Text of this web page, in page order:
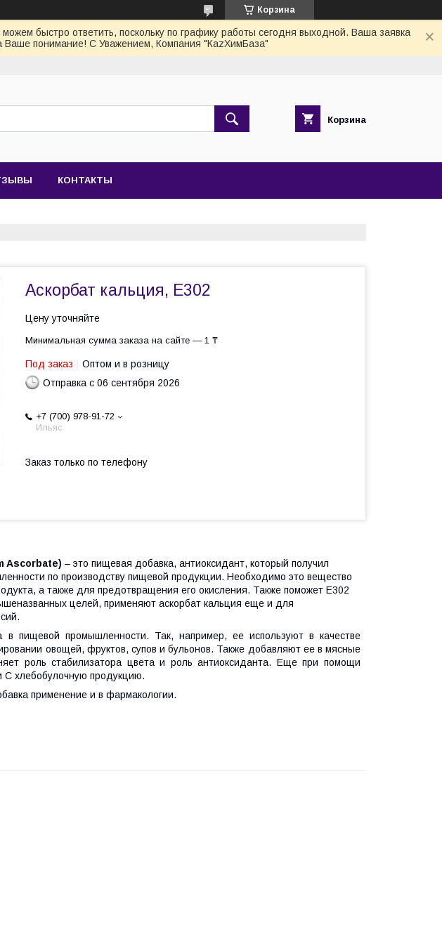
Корзина
быстро ответить, поскольку по графику работы сегодня выходной. Ваша заявка
понимание! С Уважением, Компания "КаzХимБаза"
Корзина
КОНТАКТЫ
Аскорбат кальция, Е302
Цену уточняйте
Минимальная сумма заказа на сайте — 1 ₸
Под заказ
Оптом и в розницу
Отправка с 06 сентября 2026
+7 (700) 978-91-72
Ильяс
Заказ только по телефону
Ascorbate) – это пищевая добавка, антиоксидант, который получил
по производству пищевой продукции. Необходимо это вещество
а также для предотвращения его окисления. Также поможет Е302
целей, применяют аскорбат кальция еще и для
промышленности. Так, например, ее используют в качестве
овощей, фруктов, супов и бульонов. Также добавляют ее в мясные
роль стабилизатора цвета и роль антиоксиданта. Еще при помощи
С хлебобулочную продукцию.
применение и в фармакологии.